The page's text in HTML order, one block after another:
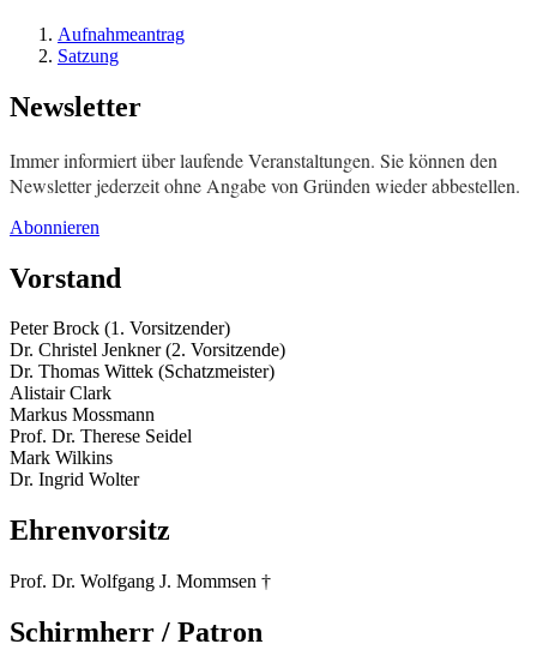
Aufnahmeantrag
Satzung
Newsletter
Immer informiert über laufende Veranstaltungen. Sie können den
Newsletter jederzeit ohne Angabe von Gründen wieder abbestellen.
Abonnieren
Vorstand
Peter Brock (1. Vorsitzender)
Dr. Christel Jenkner (2. Vorsitzende)
Dr. Thomas Wittek (Schatzmeister)
Alistair Clark
Markus Mossmann
Prof. Dr. Therese Seidel
Mark Wilkins
Dr. Ingrid Wolter
Ehrenvorsitz
Prof. Dr. Wolfgang J. Mommsen †
Schirmherr / Patron